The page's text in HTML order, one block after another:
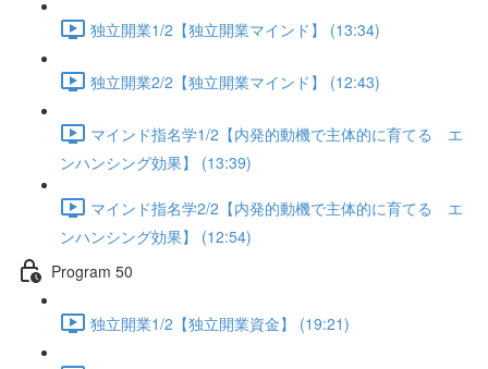
独立開業1/2【独立開業マインド】 (13:34)
独立開業2/2【独立開業マインド】 (12:43)
マインド指名学1/2【内発的動機で主体的に育てる エ
ンハンシング効果】 (13:39)
マインド指名学2/2【内発的動機で主体的に育てる エ
ンハンシング効果】 (12:54)
Program 50
独立開業1/2【独立開業資金】 (19:21)